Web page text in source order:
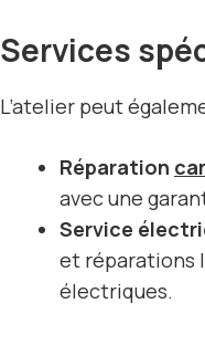
Services
L’atelier peut
Réparation
avec une
Service
et réparations
électriques.